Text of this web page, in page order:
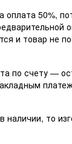
оплата 50%,
и товар не
по счету —
наличии, то